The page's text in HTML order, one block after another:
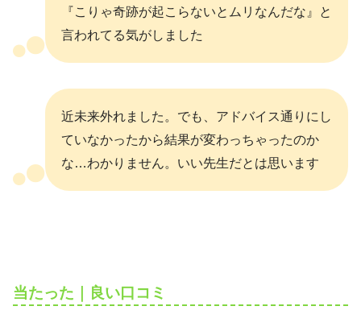
『こりゃ奇跡が起こらないとムリなんだな』と
言われてる気がしました
近未来外れました。でも、アドバイス通りにし
ていなかったから結果が変わっちゃったのか
な…わかりません。いい先生だとは思います
当たった｜良い口コミ